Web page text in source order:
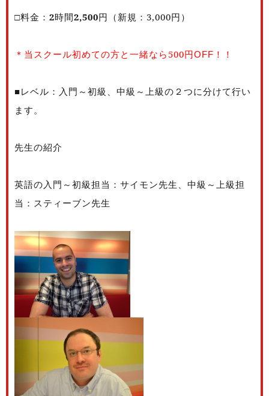
□料金： 2時間2,500円（新規：3,000円）
＊当スクール初めての方と一緒なら 500円OFF ！！
■レベル：入門～初級、中級～上級の２つに分けて行い
ます。
先生の紹介
英語の入門～初級担当：サイモン先生、中級～上級担
当：スティーブン先生